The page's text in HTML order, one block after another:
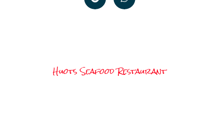
Huots Seafood Restaurant
Ești pregătit să îți alegi